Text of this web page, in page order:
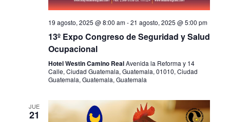
19 agosto, 2025 @ 8:00 am-21 agosto, 2025 @ 5:00 pm
13º Expo Congreso de Seguridad y Salud
Ocupacional
Hotel Westin Camino RealAvenida la Reforma y 14
Calle, Ciudad Guatemala, Guatemala, 01010, Ciudad
Guatemala, Guatemala, Guatemala
JUE
21